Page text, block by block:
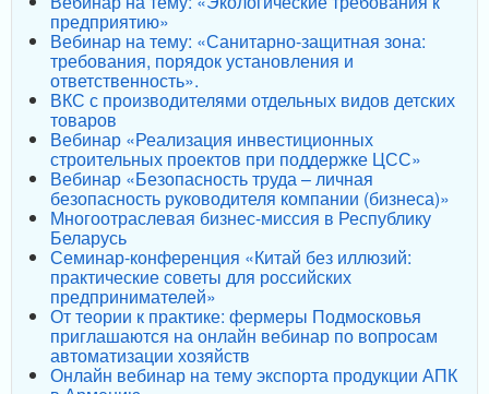
предприятию»
Вебинар на тему: «Санитарно-защитная зона:
требования, порядок установления и
ответственность».
ВКС с производителями отдельных видов детских
товаров
Вебинар «Реализация инвестиционных
строительных проектов при поддержке ЦСС»
Вебинар «Безопасность труда – личная
безопасность руководителя компании (бизнеса)»
Многоотраслевая бизнес-миссия в Республику
Беларусь
Семинар-конференция «Китай без иллюзий:
практические советы для российских
предпринимателей»
От теории к практике: фермеры Подмосковья
приглашаются на онлайн вебинар по вопросам
автоматизации хозяйств
Онлайн вебинар на тему экспорта продукции АПК